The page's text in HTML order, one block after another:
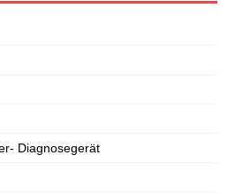
Diagnosegerät